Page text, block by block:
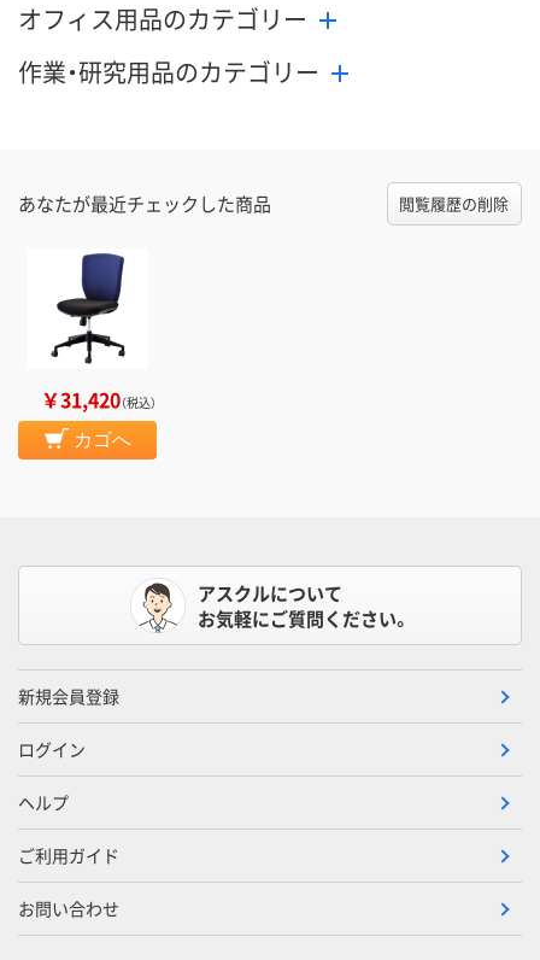
オフィス用品のカテゴリー
作業・研究用品のカテゴリー
あなたが最近チェックした商品 閲覧履歴の削除
￥31,420（税込）
カゴへ
アスクルについて
お気軽にご質問ください。
新規会員登録
ログイン
ヘルプ
ご利用ガイド
お問い合わせ